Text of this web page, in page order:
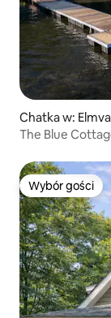
Chatka w:
The Blue
Wybór gości
Wybór gości